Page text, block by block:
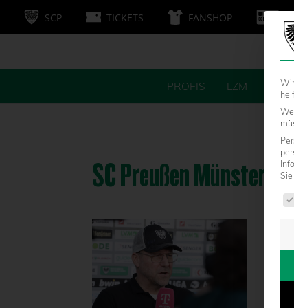
SCP TICKETS FANSHOP
PROFIS LZM FANS
SC Preußen Münster